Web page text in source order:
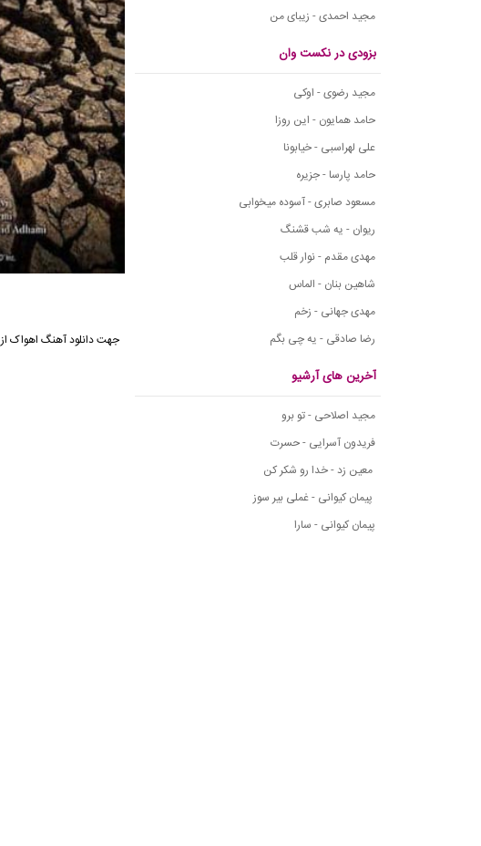
مجید احمدی - زیبای من
بزودی در نکست وان
مجید رضوی - اوکی
حامد همایون - این روزا
علی لهراسبی - خیابونا
حامد پارسا - جزیره
مسعود صابری - آسوده میخوابی
ریوان - یه شب قشنگ
مهدی مقدم - نوار قلب
شاهین بنان - الماس
مهدی جهانی - زخم
رضا صادقی - یه چی بگم
آخرین های آرشیو
مجید اصلاحی - تو برو
فریدون آسرایی - حسرت
معین زد - خدا رو شکر کن
پیمان کیوانی - غملی بیر سوز
پیمان کیوانی - سارا
جهت دانلود آهنگ اهواک از